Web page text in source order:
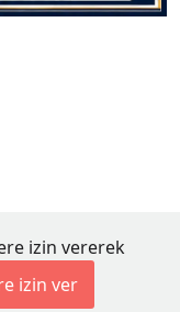
izin vererek
izin ver